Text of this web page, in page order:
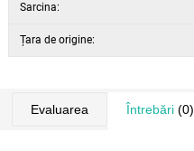
Sarcina:
Țara de origine:
Evaluarea Întrebări(0)